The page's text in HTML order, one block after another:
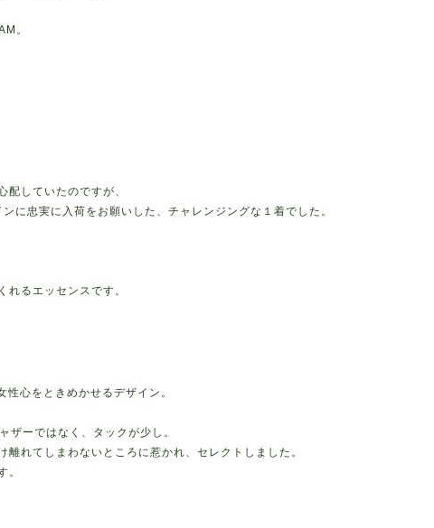
。
していたのですが、
に忠実に入荷をお願いした、チャレンジングな１着でした。
るエッセンスです。
心をときめかせるデザイン。
ザーではなく、タックが少し。
れてしまわないところに惹かれ、セレクトしました。
。